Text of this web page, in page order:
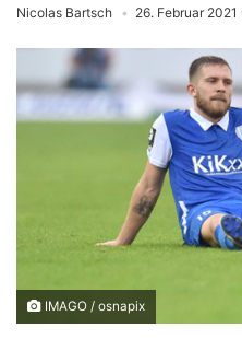
Nicolas Bartsch 26. Februar 2021
IMAGO / osnapix